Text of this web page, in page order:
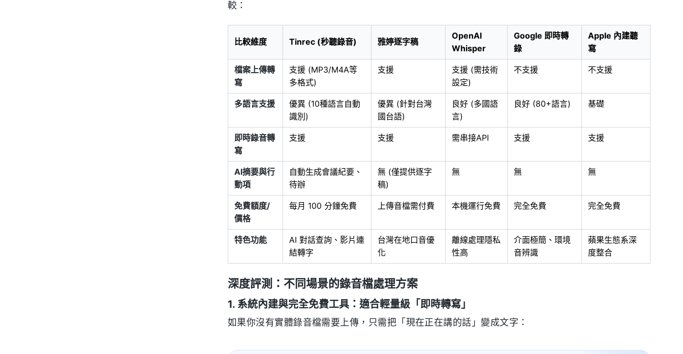
較：
比較維度 Tinrec (秒聽錄音) 雅婷逐字稿
OpenAI
Whisper
Google 即時轉
錄
Apple 內建聽
寫
檔案上傳轉
寫
支援 (MP3/M4A等
多格式)
支援
支援 (需技術
設定)
不支援 不支援
多語言支援
優異 (10種語言自動
識別)
優異 (針對台灣
國台語)
良好 (多國語
言)
良好 (80+語言) 基礎
即時錄音轉
寫
支援 支援 需串接API 支援 支援
AI摘要與行
動項
自動生成會議紀要、
待辦
無 (僅提供逐字
稿)
無 無 無
免費額度/
價格
每月 100 分鐘免費 上傳音檔需付費 本機運行免費 完全免費 完全免費
特色功能
AI 對話查詢、影片連
結轉字
台灣在地口音優
化
離線處理隱私
性高
介面極簡、環境
音辨識
蘋果生態系深
度整合
深度評測：不同場景的錄音檔處理方案
1. 系統內建與完全免費工具：適合輕量級「即時轉寫」
如果你沒有實體錄音檔需要上傳，只需把「現在正在講的話」變成文字：